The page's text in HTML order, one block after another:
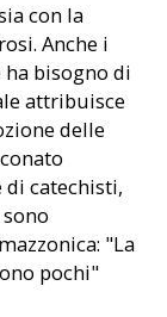
con la
Anche i
bisogno di
attribuisce
delle
catechisti,
"La
pochi"